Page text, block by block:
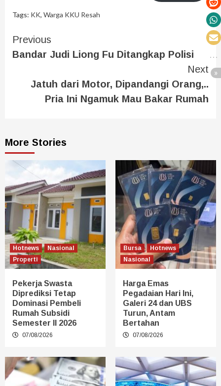
Tags: KK, Warga KKU Resah
Previous
Bandar Judi Liong Fu Ditangkap Polisi
Next
Jatuh dari Motor, Dipandangi Orang,..
Pria Ini Ngamuk Mau Bakar Rumah
More Stories
Hotnews
Nasional
Properti
Pekerja Swasta
Diprediksi Tetap
Dominasi Pembeli
Rumah Subsidi
Semester II 2026
07/08/2026
Bursa
Hotnews
Nasional
Harga Emas
Pegadaian Hari Ini,
Galeri 24 dan UBS
Turun, Antam
Bertahan
07/08/2026